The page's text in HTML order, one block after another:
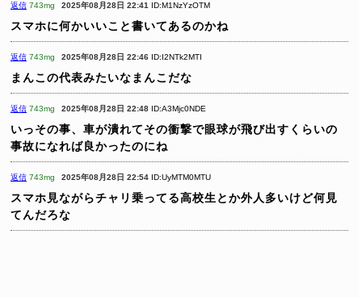
返信 743mg 2025年08月28日 22:41 ID:M1NzYzOTM
スマホに何かいいこと書いてあるのかね
返信 743mg 2025年08月28日 22:46 ID:I2NTk2MTI
まんこの代表みたいなまんこだな
返信 743mg 2025年08月28日 22:48 ID:A3Mjc0NDE
いっその事、車が潰れてその衝撃で眼球が飛び出すくらいの
事故になれば良かったのにね
返信 743mg 2025年08月28日 22:54 ID:UyMTM0MTU
スマホ見ながらチャリ乗ってる高校生とか外人多いけど何見
てんだろな